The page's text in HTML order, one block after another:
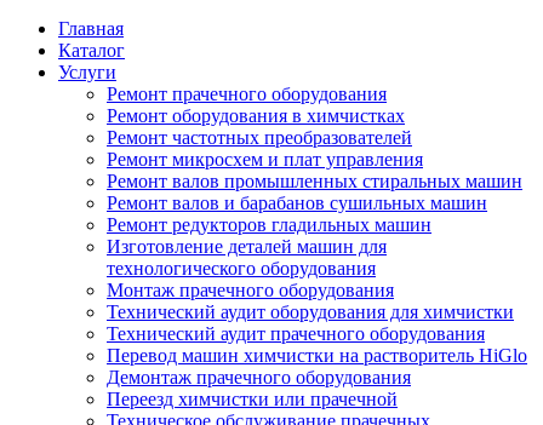
Главная
Каталог
Услуги
Ремонт прачечного оборудования
Ремонт оборудования в химчистках
Ремонт частотных преобразователей
Ремонт микросхем и плат управления
Ремонт валов промышленных стиральных машин
Ремонт валов и барабанов сушильных машин
Ремонт редукторов гладильных машин
Изготовление деталей машин для
технологического оборудования
Монтаж прачечного оборудования
Технический аудит оборудования для химчистки
Технический аудит прачечного оборудования
Перевод машин химчистки на растворитель HiGlo
Демонтаж прачечного оборудования
Переезд химчистки или прачечной
Техническое обслуживание прачечных